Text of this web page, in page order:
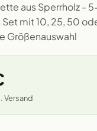
aus Sperrholz -
Set mit 10, 25, 50
Größenauswahl
Versand